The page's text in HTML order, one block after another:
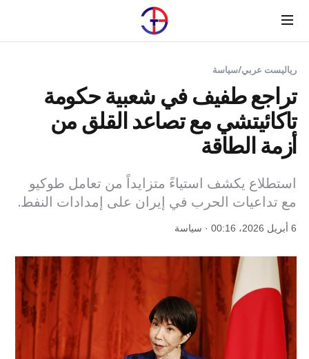
Menu
رياليست عربي/سياسة
تراجع طفيف في شعبية حكومة
تاكائيتشي مع تصاعد القلق من
أزمة الطاقة
استطلاع يكشف استياءً متزايداً من تعامل طوكيو
مع تداعيات الحرب في إيران على إمدادات النفط.
6 أبريل 2026، 00:16 · سياسة